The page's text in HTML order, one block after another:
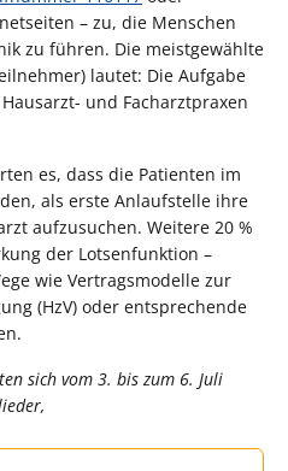
– zu, die Menschen
zu führen. Die meistgewählte
lautet: Die Aufgabe
und Facharztpraxen
es, dass die Patienten im
als erste Anlaufstelle ihre
aufzusuchen. Weitere 20 %
der Lotsenfunktion –
wie Vertragsmodelle zur
(HzV) oder entsprechende
sich vom 3. bis zum 6. Juli